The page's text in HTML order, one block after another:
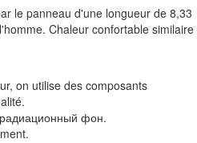
le panneau d'une longueur de 8,33
Chaleur confortable similaire
on utilise des composants
фон.